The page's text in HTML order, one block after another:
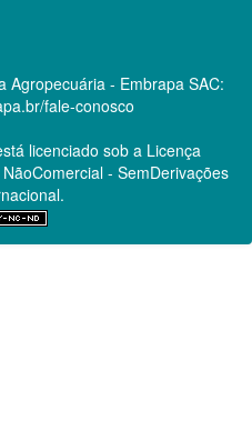
Agropecuária - Embrapa SAC:
fale-conosco
licenciado sob a Licença
- SemDerivações